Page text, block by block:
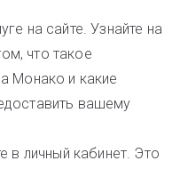
на сайте. Узнайте на
что такое
Монако и какие
вашему
в личный кабинет. Это